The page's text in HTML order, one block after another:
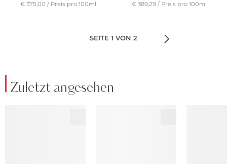
€ 375,00 / Preis pro 100ml € 389,29 / Preis pro 100ml
SEITE 1 VON 2
Zuletzt angesehen